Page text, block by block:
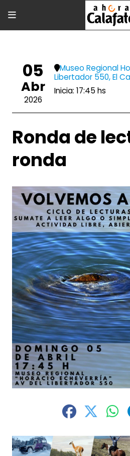
Ronda de
ronda
05
Abr
2026
Museo Regional
Libertador 550, El
Inicia: 17:45 hs